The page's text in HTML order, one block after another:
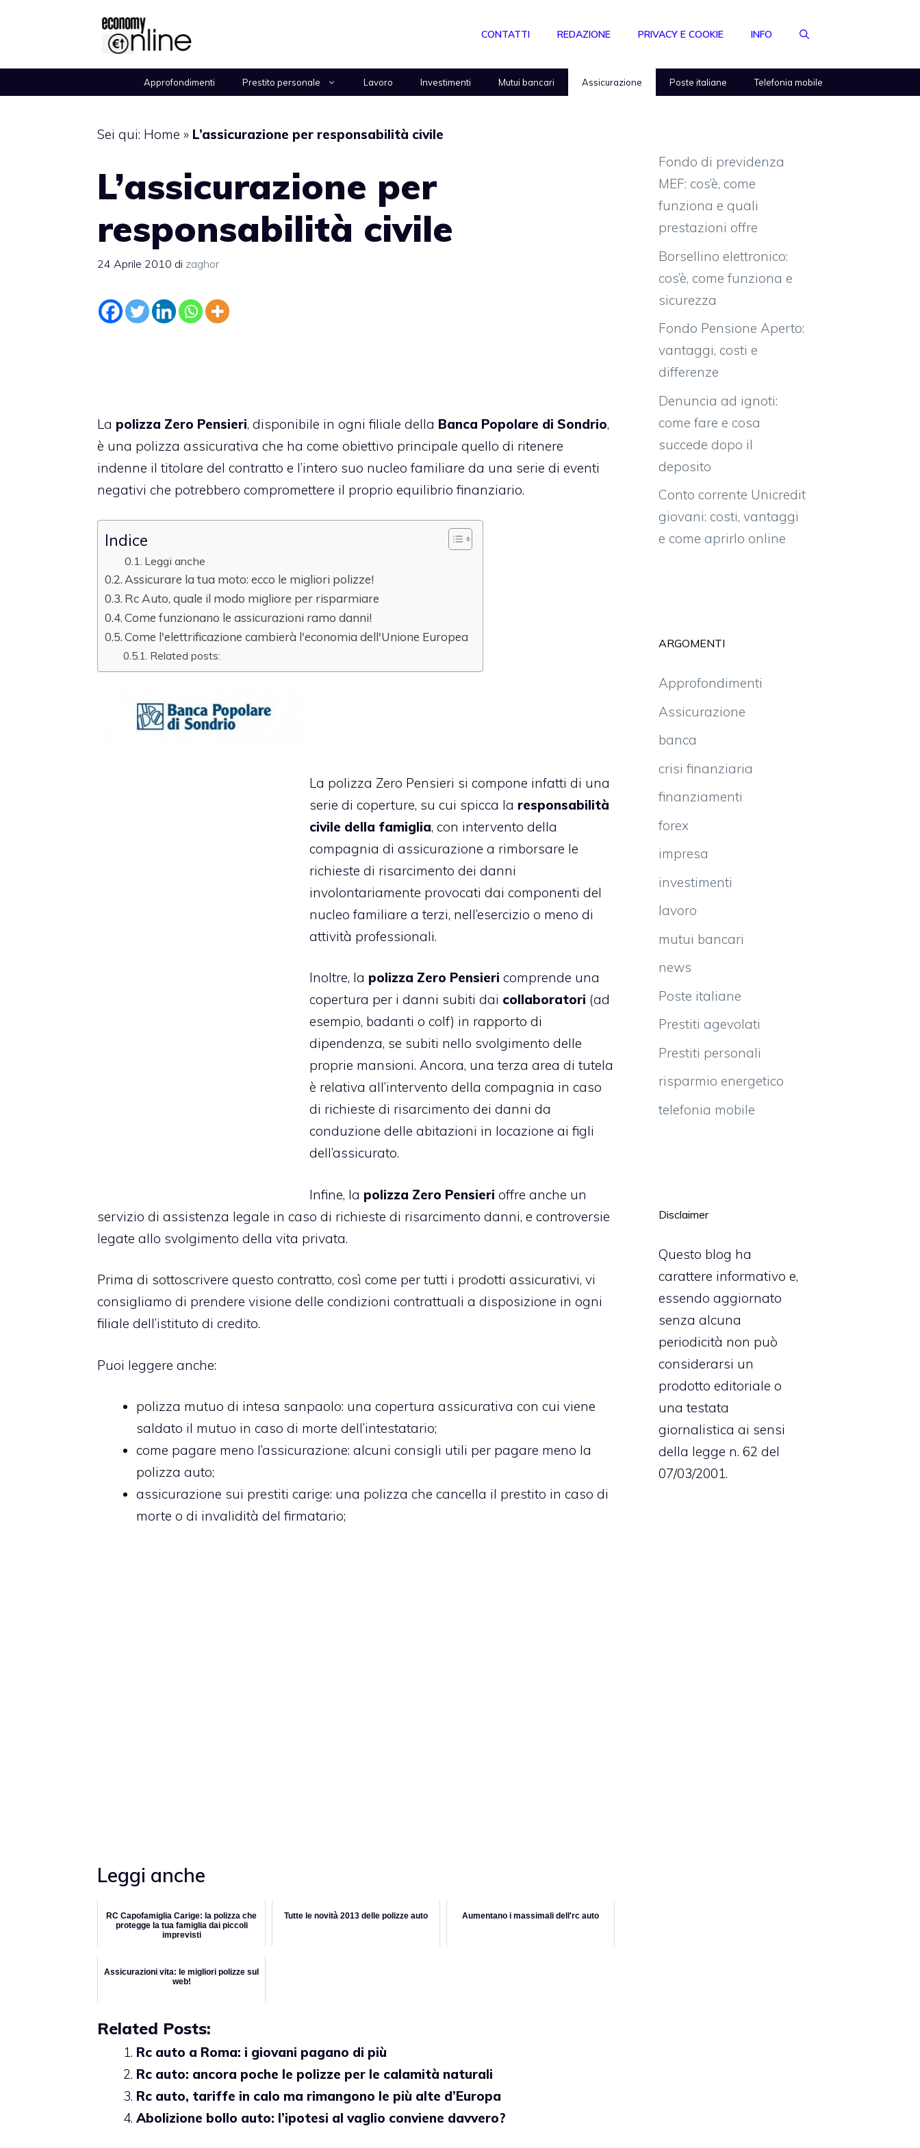
CONTATTI REDAZIONE PRIVACY E COOKIE INFO
Approfondimenti Prestito personale Lavoro Investimenti Mutui bancari Assicurazione Poste italiane Telefonia mobile
Sei qui: Home » L’assicurazione per responsabilità civile
L’assicurazione per
responsabilità civile
24 Aprile 2010 di zaghor
La polizza Zero Pensieri, disponibile in ogni filiale della Banca Popolare di Sondrio,
è una polizza assicurativa che ha come obiettivo principale quello di ritenere
indenne il titolare del contratto e l’intero suo nucleo familiare da una serie di eventi
negativi che potrebbero compromettere il proprio equilibrio finanziario.
Indice
Leggi anche
Assicurare la tua moto: ecco le migliori polizze!
Rc Auto, quale il modo migliore per risparmiare
Come funzionano le assicurazioni ramo danni!
Come l'elettrificazione cambierà l'economia dell'Unione Europea
Related posts:
La polizza Zero Pensieri si compone infatti di una
serie di coperture, su cui spicca la responsabilità
civile della famiglia, con intervento della
compagnia di assicurazione a rimborsare le
richieste di risarcimento dei danni
involontariamente provocati dai componenti del
nucleo familiare a terzi, nell’esercizio o meno di
attività professionali.
Inoltre, la polizza Zero Pensieri comprende una
copertura per i danni subiti dai collaboratori (ad
esempio, badanti o colf) in rapporto di
dipendenza, se subiti nello svolgimento delle
proprie mansioni. Ancora, una terza area di tutela
è relativa all’intervento della compagnia in caso
di richieste di risarcimento dei danni da
conduzione delle abitazioni in locazione ai figli
dell’assicurato.
Infine, la polizza Zero Pensieri offre anche un
servizio di assistenza legale in caso di richieste di risarcimento danni, e controversie
legate allo svolgimento della vita privata.
Prima di sottoscrivere questo contratto, così come per tutti i prodotti assicurativi, vi
consigliamo di prendere visione delle condizioni contrattuali a disposizione in ogni
filiale dell’istituto di credito.
Puoi leggere anche:
polizza mutuo di intesa sanpaolo: una copertura assicurativa con cui viene
saldato il mutuo in caso di morte dell’intestatario;
come pagare meno l’assicurazione: alcuni consigli utili per pagare meno la
polizza auto;
assicurazione sui prestiti carige: una polizza che cancella il prestito in caso di
morte o di invalidità del firmatario;
Leggi anche
RC Capofamiglia Carige: la polizza che
protegge la tua famiglia dai piccoli
imprevisti
Tutte le novità 2013 delle polizze auto Aumentano i massimali dell'rc auto
Assicurazioni vita: le migliori polizze sul
web!
Related Posts:
Rc auto a Roma: i giovani pagano di più
Rc auto: ancora poche le polizze per le calamità naturali
Rc auto, tariffe in calo ma rimangono le più alte d’Europa
Abolizione bollo auto: l’ipotesi al vaglio conviene davvero?
Fondo di previdenza
MEF: cos’è, come
funziona e quali
prestazioni offre
Borsellino elettronico:
cos’è, come funziona e
sicurezza
Fondo Pensione Aperto:
vantaggi, costi e
differenze
Denuncia ad ignoti:
come fare e cosa
succede dopo il
deposito
Conto corrente Unicredit
giovani: costi, vantaggi
e come aprirlo online
ARGOMENTI
Approfondimenti
Assicurazione
banca
crisi finanziaria
finanziamenti
forex
impresa
investimenti
lavoro
mutui bancari
news
Poste italiane
Prestiti agevolati
Prestiti personali
risparmio energetico
telefonia mobile
Disclaimer
Questo blog ha
carattere informativo e,
essendo aggiornato
senza alcuna
periodicità non può
considerarsi un
prodotto editoriale o
una testata
giornalistica ai sensi
della legge n. 62 del
07/03/2001.